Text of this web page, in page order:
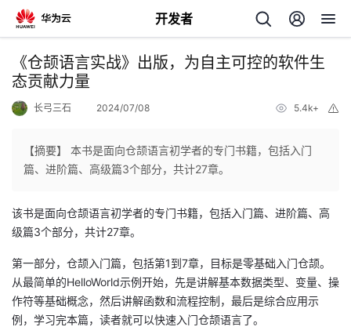
开发者
返
回
人
主
页
我
的
开
《仓颉语言实战》出版，为自主可控的软件生
态贡献力量
长弓三石 2024/07/08 5.4k+
【摘要】 本书是面向仓颉语言初学者的专门书籍，包括入门
篇、进阶篇、高级篇3个部分，共计27章。
该书是面向仓颉语言初学者的专门书籍，包括入门篇、进阶篇、高
级篇3个部分，共计27章。
第一部分，仓颉入门篇，包括第1到7章，目标是零基础入门仓颉。
从最简单的HelloWorld示例开始，先是讲解基本数据类型、变量、操
作符等基础概念，然后讲解函数和流程控制，最后是综合应用示
例，学习完本篇，读者就可以快速入门仓颉语言了。